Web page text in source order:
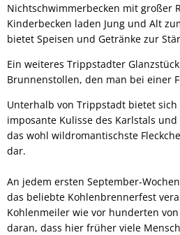
Nichtschwimmerbecken mit großer
Kinderbecken laden Jung und Alt
bietet Speisen und Getränke zur
Ein weiteres Trippstadter
Brunnenstollen, den man bei einer
Unterhalb von Trippstadt bietet
imposante Kulisse des Karlstals
das wohl wildromantischste
dar.
An jedem ersten September-
das beliebte Kohlenbrennerfest
Kohlenmeiler wie vor hunderten
daran, dass hier früher viele